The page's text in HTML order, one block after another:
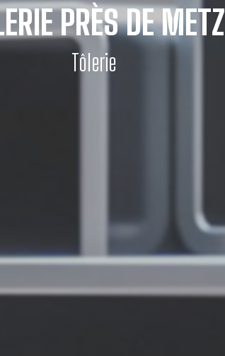
PRÈS DE METZ
Tôlerie